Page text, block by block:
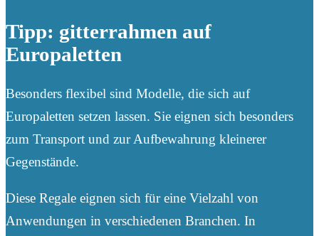
Tipp: gitterrahmen auf
Europaletten
Besonders flexibel sind Modelle, die sich auf
Europaletten setzen lassen. Sie eignen sich besonders
zum Transport und zur Aufbewahrung kleinerer
Gegenstände.
Diese Regale eignen sich für eine Vielzahl von
Anwendungen in verschiedenen Branchen. In